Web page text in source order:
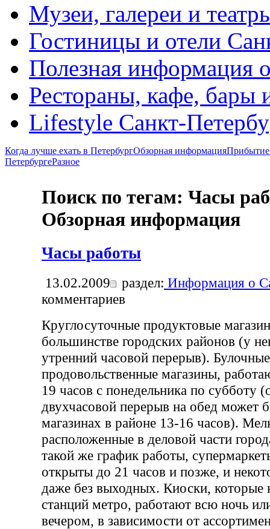
Музеи, галереи и
Гостиницы и отели
Полезная информация
Рестораны, кафе, бары
Lifestyle Санкт-
Когда лучше ехать в ПетербургОбзорная информацияПрибытие
ПетербургеРазное
Поиск по тегам: Часы
Обзорная информация
Часы работы
13.02.2009 раздел: Информация о
комментариев
Круглосуточные продуктовые
большинстве городских районов (у
утренний часовой перерыв).
продовольственные магазины,
19 часов с понедельника по субботу
двухчасовой перерыв на обед может
магазинах в районе 13-16 часов).
расположенные в деловой части
такой же график работы,
открыты до 21 часов и позже, и
даже без выходных. Киоски, которые
станций метро, работают всю ночь
вечером, в зависимости от